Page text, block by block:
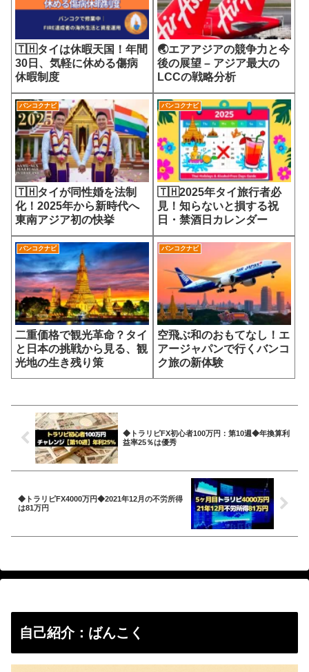
🇹🇭タイは休暇天国！年間
30日、気軽に休める傷病
休暇制度
🌏エアアジアの競争力と今
後の展望 – アジア最大の
LCCの戦略分析
バンコクナビ
🇹🇭タイが同性婚を法制
化！2025年から新時代へ
東南アジア初の快挙
バンコクナビ
🇹🇭2025年タイ旅行者必
見！知らないと損する祝
日・禁酒日カレンダー
バンコクナビ
二重価格で観光革命？タイ
と日本の挑戦から見る、観
光地の生き残り策
バンコクナビ
空飛ぶ和のおもてなし！エ
アージャパンで行くバンコ
ク旅の新体験
◆トラリピFX初心者100万円：第10週◆年換算利
益率25％は優秀
◆トラリピFX4000万円◆2021年12月の不労所得
は81万円
自己紹介：ばんこく